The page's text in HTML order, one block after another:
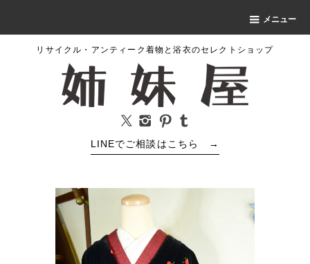
メニュー
リサイクル・アンティーク着物と浴衣のセレクトショップ
LINEでご相談はこちら →